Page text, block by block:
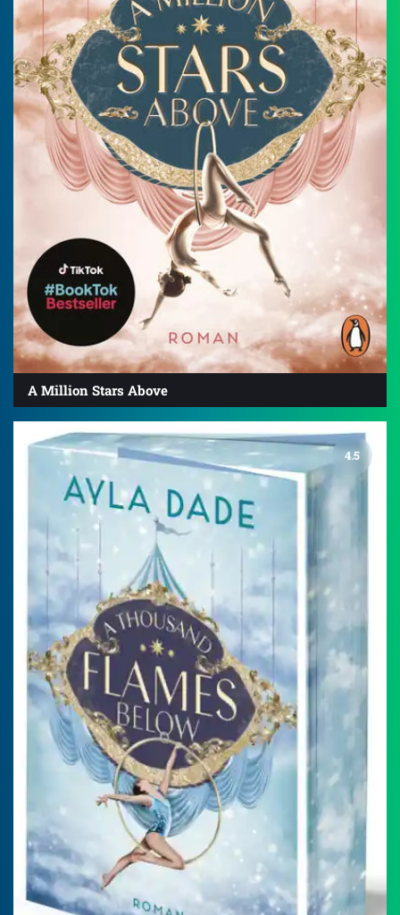
A Million Stars Above
4.5